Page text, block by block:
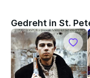
Gedreht in St.